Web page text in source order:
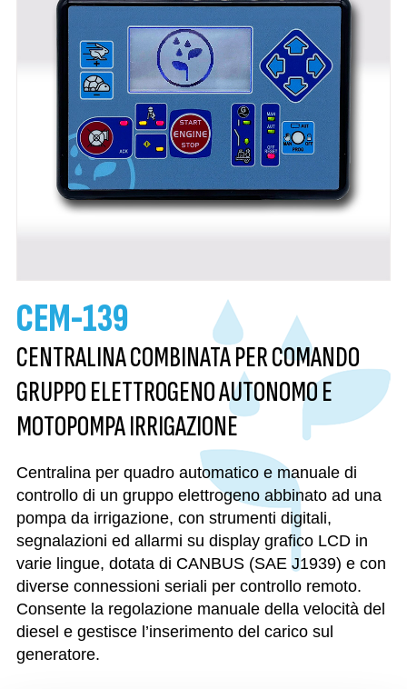
CEM-139
CENTRALINA COMBINATA PER COMANDO
GRUPPO ELETTROGENO AUTONOMO E
MOTOPOMPA IRRIGAZIONE
Centralina per quadro automatico e manuale di
controllo di un gruppo elettrogeno abbinato ad una
pompa da irrigazione, con strumenti digitali,
segnalazioni ed allarmi su display grafico LCD in
varie lingue, dotata di CANBUS (SAE J1939) e con
diverse connessioni seriali per controllo remoto.
Consente la regolazione manuale della velocità del
diesel e gestisce l’inserimento del carico sul
generatore.